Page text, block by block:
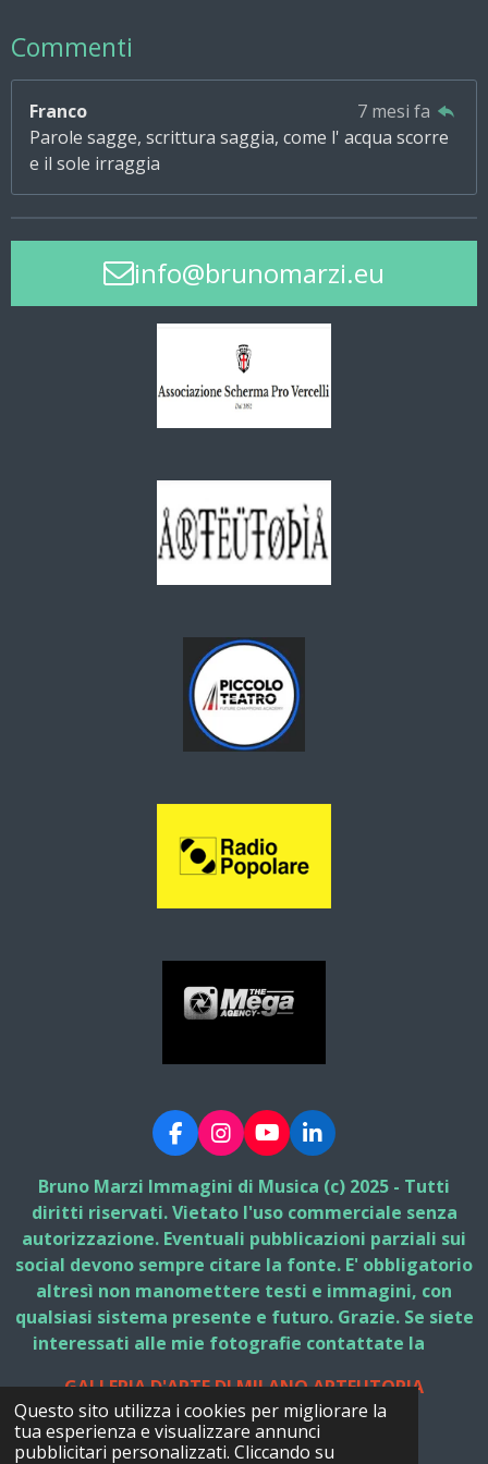
Questo sito utilizza i cookies per migliorare la
tua esperienza e visualizzare annunci
pubblicitari personalizzati. Cliccando su
Commenti
Franco
7 mesi fa
Parole sagge, scrittura saggia, come l' acqua scorre
e il sole irraggia
info@brunomarzi.eu
F
a
c
e
b
o
o
k
I
n
s
t
a
g
r
a
m
Y
o
u
T
u
b
e
L
i
n
k
e
d
I
n
Bruno Marzi Immagini di Musica (c) 2025 - Tutti
diritti riservati. Vietato l'uso commerciale senza
autorizzazione. Eventuali pubblicazioni parziali sui
social devono sempre citare la fonte. E' obbligatorio
altresì non manomettere testi e immagini, con
qualsiasi sistema presente e futuro. Grazie. Se siete
interessati alle mie fotografie contattate la
GALLERIA D'ARTE DI MILANO ARTEUTOPIA
© 2025 - 2026 Bruno Marzi Immagini di Musica
Fornito daWebador